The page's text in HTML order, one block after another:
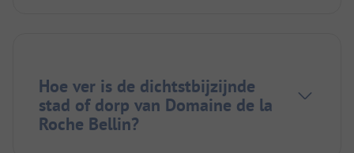
Hoe ver is de dichtstbijzijnde
stad of dorp van Domaine de la
Roche Bellin?